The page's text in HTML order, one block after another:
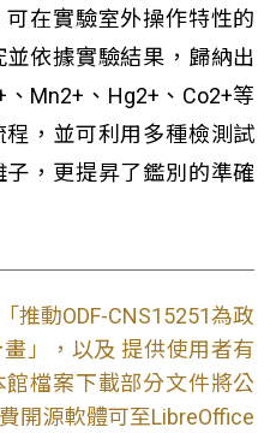
在實驗室外操作特性的
依據實驗結果，歸納出
、Mn2+ 、Hg2+ 、Co2+等
，並可利用多種檢測試
，更提昇了鑑別的準確
推動ODF-CNS15251為政
」，以及 提供使用者有
檔案下載部分文件將公
開源軟體可至LibreOffice